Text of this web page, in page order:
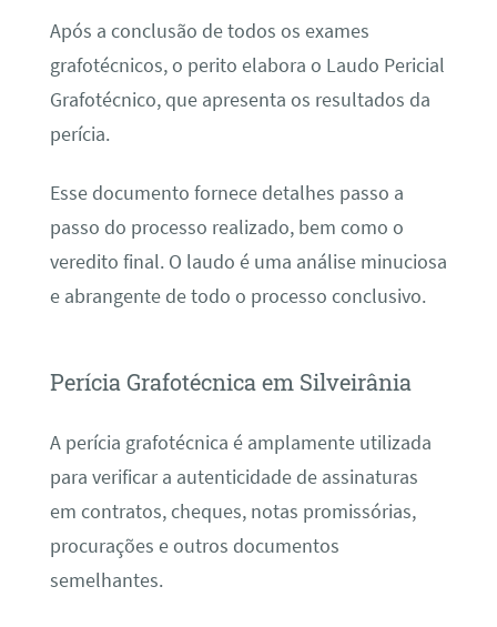
Após a conclusão de todos os exames
grafotécnicos, o perito elabora o Laudo Pericial
Grafotécnico, que apresenta os resultados da
perícia.
Esse documento fornece detalhes passo a
passo do processo realizado, bem como o
veredito final. O laudo é uma análise minuciosa
e abrangente de todo o processo conclusivo.
Perícia Grafotécnica em Silveirânia
A perícia grafotécnica é amplamente utilizada
para verificar a autenticidade de assinaturas
em contratos, cheques, notas promissórias,
procurações e outros documentos
semelhantes.